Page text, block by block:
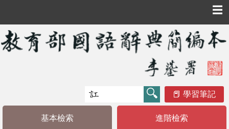
☰
學習筆記
基本檢索 進階檢索